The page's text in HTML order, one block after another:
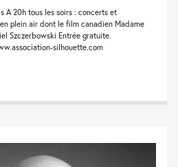
A 20h tous les soirs : concerts et
plein air dont le film canadien Madame
Szczerbowski Entrée gratuite.
silhouette.com